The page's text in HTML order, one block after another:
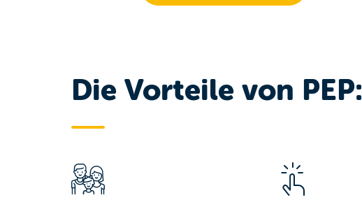
Die Vorteile von PEP: